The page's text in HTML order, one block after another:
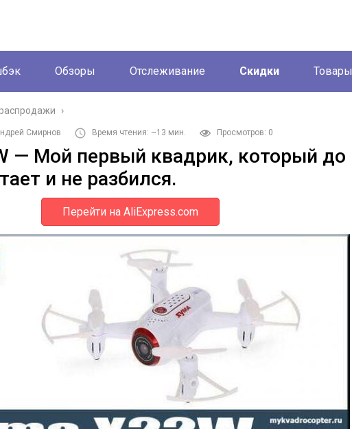
Обзоры Отслеживание Скидки Товары
›
Смирнов Время чтения: ~13 мин. Просмотров: 0
— Мой первый квадрик, который до
и не разбился.
Перейти на AliExpress.com